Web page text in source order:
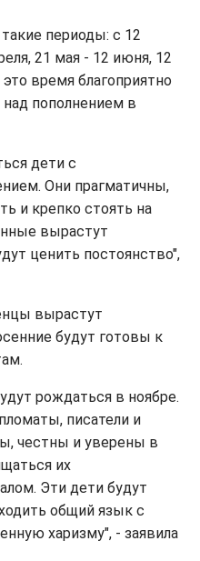
периоды: с 12
21 мая - 12 июня, 12
время благоприятно
над пополнением в
дети с
Они прагматичны,
и крепко стоять на
вырастут
ценить постоянство",
вырастут
будут готовы к
рождаться в ноябре.
писатели и
честны и уверены в
их
Эти дети будут
общий язык с
харизму", - заявила